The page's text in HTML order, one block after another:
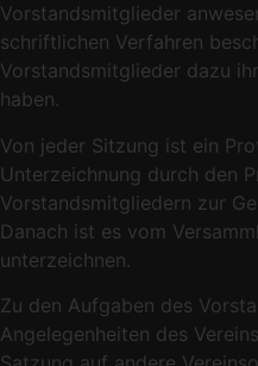
Vorstandsmitglieder
schriftlichen Verfahren
Vorstandsmitglieder dazu
haben.
Von jeder Sitzung ist ein
Unterzeichnung durch den
Vorstandsmitgliedern zur
Danach ist es vom
unterzeichnen.
Zu den Aufgaben des
Angelegenheiten des